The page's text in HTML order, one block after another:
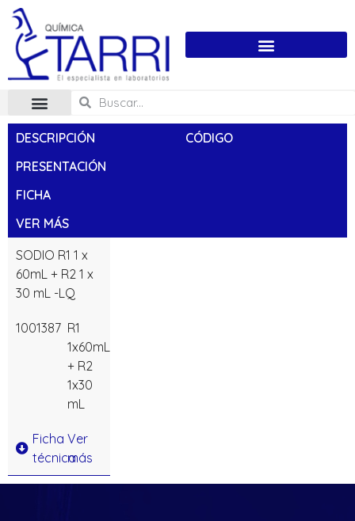
DESCRIPCIÓN
CÓDIGO
PRESENTACIÓN
FICHA
VER MÁS
SODIO R1 1 x
60mL + R2 1 x
30 mL -LQ
1001387 R1
1x60mL
+ R2
1x30
mL
Ficha
técnica
Ver
más